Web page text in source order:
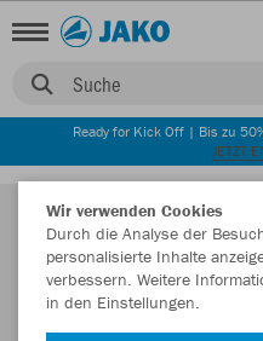
Suche
Ready for Kick Off | Bis zu
JETZT
Wir verwenden Cookies
Durch die Analyse der
personalisierte Inhalte
verbessern. Weitere
in den Einstellungen.